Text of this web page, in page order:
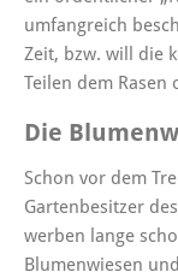
umfangreich
Zeit, bzw. will die
Teilen dem Rasen
Die
Schon vor dem
Gartenbesitzer
werben lange
Blumenwiesen